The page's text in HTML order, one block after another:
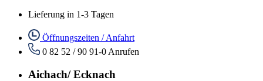
Lieferung in 1-3 Tagen
Öffnungszeiten / Anfahrt
0 82 52 / 90 91-0 Anrufen
Aichach/ Ecknach